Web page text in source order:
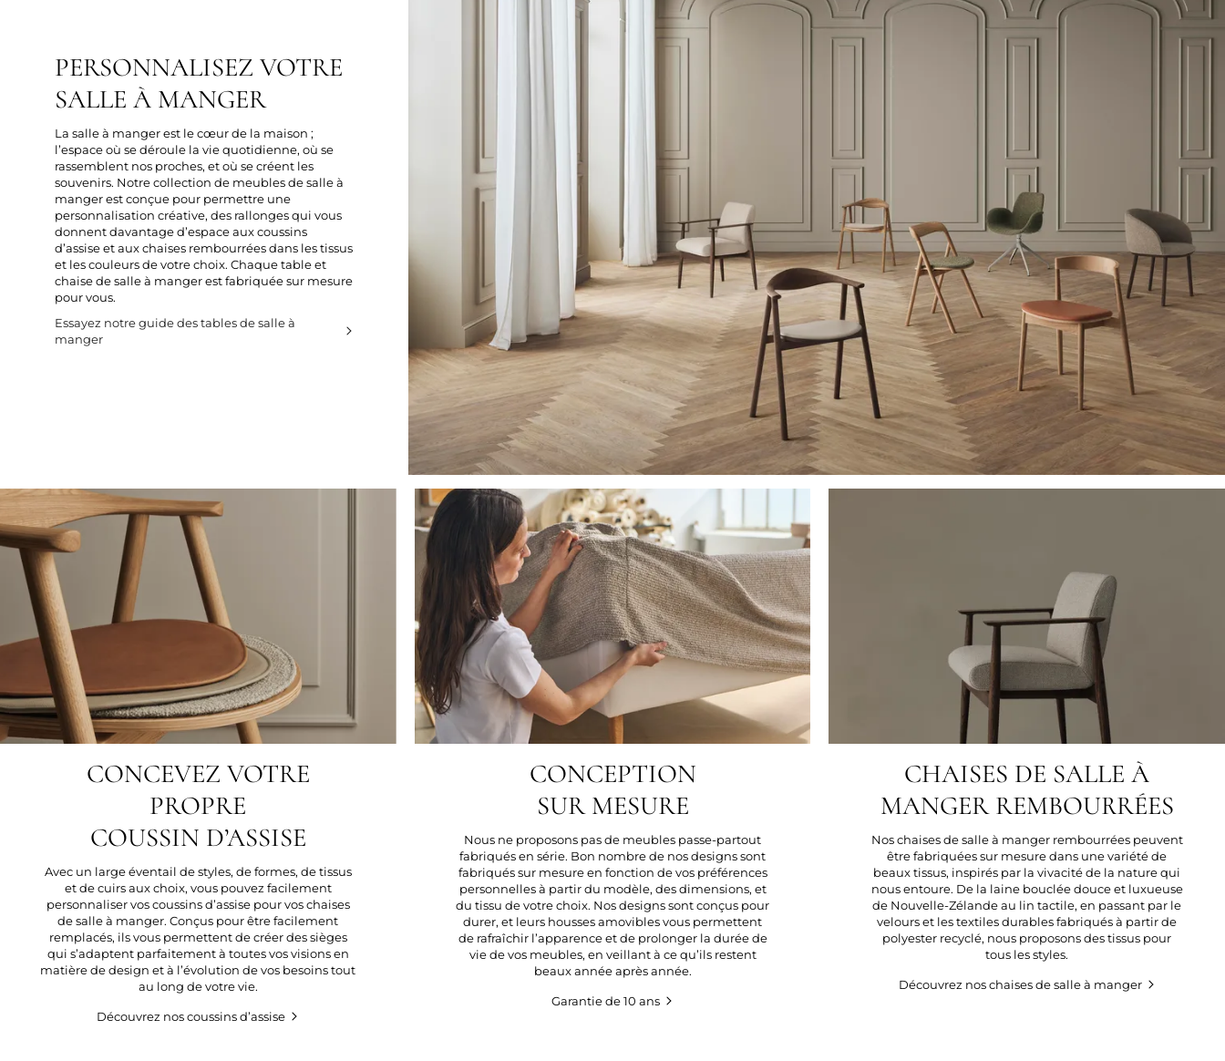
PERSONNALISEZ VOTRE
SALLE À MANGER
La salle à manger est le cœur de la maison ;
l’espace où se déroule la vie quotidienne, où se
rassemblent nos proches, et où se créent les
souvenirs. Notre collection de meubles de salle à
manger est conçue pour permettre une
personnalisation créative, des rallonges qui vous
donnent davantage d’espace aux coussins
d’assise et aux chaises rembourrées dans les tissus
et les couleurs de votre choix. Chaque table et
chaise de salle à manger est fabriquée sur mesure
pour vous.
Essayez notre guide des tables de salle à
manger
CONCEVEZ VOTRE
PROPRE
COUSSIN D’ASSISE
Avec un large éventail de styles, de formes, de tissus
et de cuirs aux choix, vous pouvez facilement
personnaliser vos coussins d’assise pour vos chaises
de salle à manger. Conçus pour être facilement
remplacés, ils vous permettent de créer des sièges
qui s’adaptent parfaitement à toutes vos visions en
matière de design et à l’évolution de vos besoins tout
au long de votre vie.
Découvrez nos coussins d’assise
CONCEPTION
SUR MESURE
Nous ne proposons pas de meubles passe-partout
fabriqués en série. Bon nombre de nos designs sont
fabriqués sur mesure en fonction de vos préférences
personnelles à partir du modèle, des dimensions, et
du tissu de votre choix. Nos designs sont conçus pour
durer, et leurs housses amovibles vous permettent
de rafraîchir l’apparence et de prolonger la durée de
vie de vos meubles, en veillant à ce qu’ils restent
beaux année après année.
Garantie de 10 ans
CHAISES DE SALLE À
MANGER REMBOURRÉES
Nos chaises de salle à manger rembourrées peuvent
être fabriquées sur mesure dans une variété de
beaux tissus, inspirés par la vivacité de la nature qui
nous entoure. De la laine bouclée douce et luxueuse
de Nouvelle-Zélande au lin tactile, en passant par le
velours et les textiles durables fabriqués à partir de
polyester recyclé, nous proposons des tissus pour
tous les styles.
Découvrez nos chaises de salle à manger